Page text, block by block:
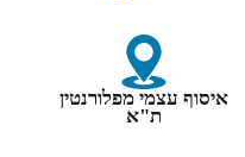
איסוף עצמי מפלורנטין
ת"א